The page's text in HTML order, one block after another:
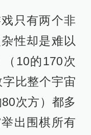
只有两个非
性却是难以
10的170次
比整个宇宙
次方）都多
出围棋所有